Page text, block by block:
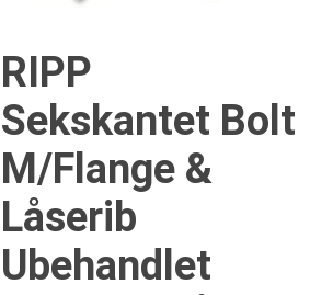
RIPP
Sekskantet Bolt
M/Flange &
Låserib
Ubehandlet